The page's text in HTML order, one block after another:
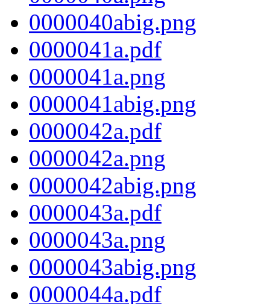
0000040abig.png
0000041a.pdf
0000041a.png
0000041abig.png
0000042a.pdf
0000042a.png
0000042abig.png
0000043a.pdf
0000043a.png
0000043abig.png
0000044a.pdf